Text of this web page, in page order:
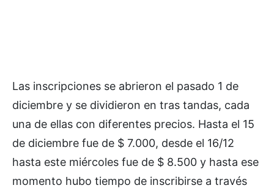
Las inscripciones se abrieron el pasado 1 de
diciembre y se dividieron en tras tandas, cada
una de ellas con diferentes precios. Hasta el 15
de diciembre fue de $ 7.000, desde el 16/12
hasta este miércoles fue de $ 8.500 y hasta ese
momento hubo tiempo de inscribirse a través